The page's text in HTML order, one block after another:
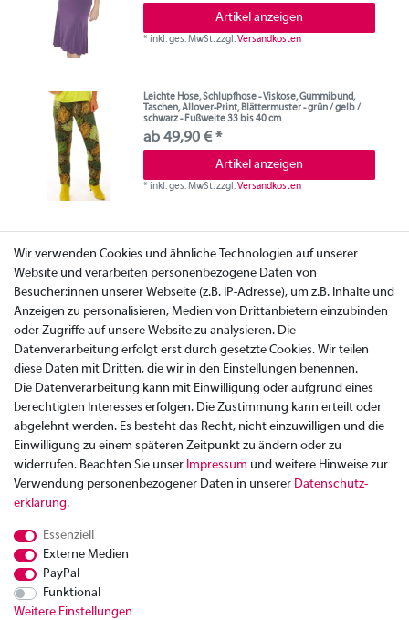
Artikel anzeigen
*inkl. ges. MwSt.zzgl.Versandkosten
Leichte Hose, Schlupfhose - Viskose, Gummibund,
Taschen, Allover-Print, Blättermuster - grün / gelb /
schwarz - Fußweite 33 bis 40 cm
ab 49,90 € *
Artikel anzeigen
*inkl. ges. MwSt.zzgl.Versandkosten
Zahlung
Rücksendung
Datenschutzerklärung
AGB
Wir verwenden Cookies und ähnliche Technologien auf unserer
Website und verarbeiten personenbezogene Daten von
Besucher:innen unserer Webseite (z.B. IP-Adresse), um z.B. Inhalte und
Anzeigen zu personalisieren, Medien von Drittanbietern einzubinden
oder Zugriffe auf unsere Website zu analysieren. Die
Datenverarbeitung erfolgt erst durch gesetzte Cookies. Wir teilen
diese Daten mit Dritten, die wir in den Einstellungen benennen.
Die Datenverarbeitung kann mit Einwilligung oder aufgrund eines
berechtigten Interesses erfolgen. Die Zustimmung kann erteilt oder
abgelehnt werden. Es besteht das Recht, nicht einzuwilligen und die
Einwilligung zu einem späteren Zeitpunkt zu ändern oder zu
widerrufen. Beachten Sie unser Impressum und weitere Hinweise zur
Verwendung personenbezogener Daten in unserer Daten­schutz­
erklärung.
Essenziell
Externe Medien
PayPal
Funktional
Weitere Einstellungen